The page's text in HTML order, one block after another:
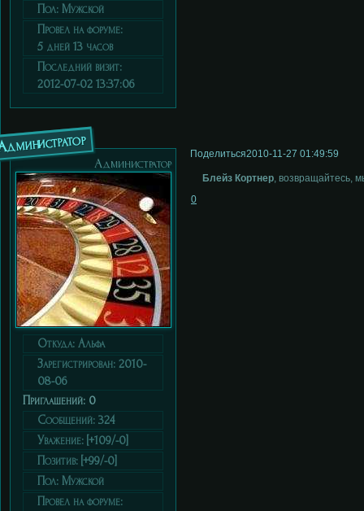
Пол: Мужской
Провел на форуме:
5 дней 13 часов
Последний визит:
2012-07-02 13:37:06
Поделиться2010-11-27 01:49:59
Администратор
Откуда: Альфа
Зарегистрирован: 2010-
08-06
Приглашений: 0
Сообщений: 324
Уважение: [+109/-0]
Позитив: [+99/-0]
Пол: Мужской
Провел на форуме:
Блейз Кортнер, возвращайтесь,
0